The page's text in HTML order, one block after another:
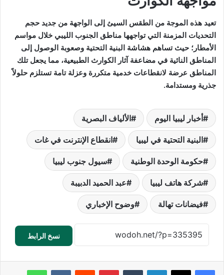
تعيد هذه الموجة من الطقس السيئ إلى الواجهة من جديد حجم
التحديات المزمنة التي تواجهها مناطق الجنوب الليبي خلال مواسم
الأمطار؛ حيث تساهم هشاشة البنية التحتية وصعوبة الوصول إلى
المناطق النائية في مضاعفة آثار الكوارث الطبيعية، مما يجعل تلك
المناطق عرضة لانقطاعات خدمية متكررة وعزلة تامة تستلزم حلولاً
جذرية ومستدامة.
أخبار ليبيا اليوم الألياف البصرية
البنية التحتية في ليبيا انقطاع الإنترنت في غات
حكومة الوحدة الوطنية سيول جنوب ليبيا
شركة هاتف ليبيا عبد الحميد الدبيبة
فيضانات تهالة وضوح الإخباري
نسخ الرابط
لينكدإن بينتيريست